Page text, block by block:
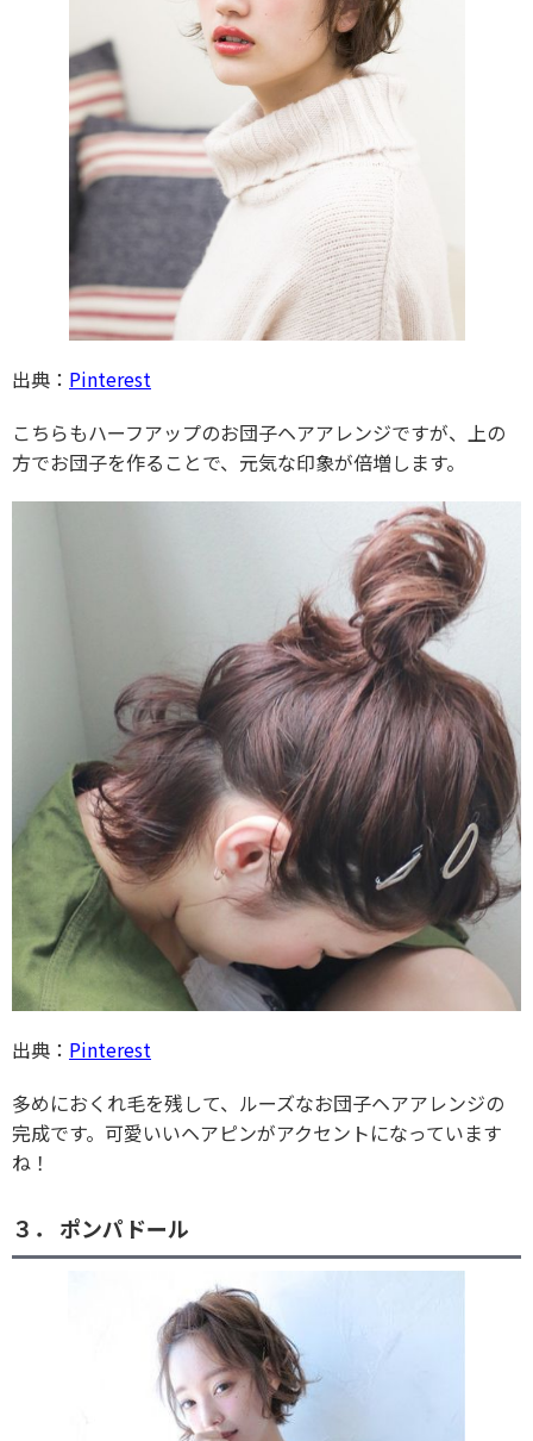
出典： Pinterest
こちらもハーフアップのお団子ヘアアレンジですが、上の
方でお団子を作ることで、元気な印象が倍増します。
出典： Pinterest
多めにおくれ毛を残して、ルーズなお団子ヘアアレンジの
完成です。可愛いいヘアピンがアクセントになっています
ね！
３． ポンパドール